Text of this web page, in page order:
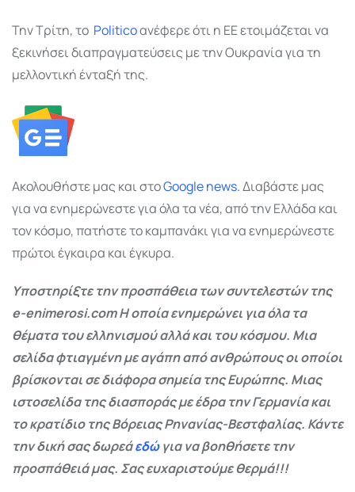
Την Τρίτη, το Politicoανέφερε ότι η ΕΕ ετοιμάζεται να
ξεκινήσει διαπραγματεύσεις με την Ουκρανία για τη
μελλοντική ένταξή της.
Ακολουθήστε μας και στοGooglenews.Διαβάστε μας
για να ενημερώνεστε για όλα τα νέα, από την Ελλάδα και
τον κόσμο, πατήστε το καμπανάκι για να ενημερώνεστε
πρώτοι έγκαιρα και έγκυρα.
Υποστηρίξτε την προσπάθεια των συντελεστών της
e-enimerosi.com Η οποία ενημερώνει για όλα τα
θέματα του ελληνισμού αλλά και του κόσμου. Μια
σελίδα φτιαγμένη με αγάπη από ανθρώπους οι οποίοι
βρίσκονται σε διάφορα σημεία της Ευρώπης. Μιας
ιστοσελίδα της διασποράς με έδρα την Γερμανία και
το κρατίδιο της Βόρειας Ρηνανίας-Βεστφαλίας. Κάντε
την δική σας δωρεάεδώγια να βοηθήσετε την
προσπάθειά μας. Σας ευχαριστούμε θερμά!!!